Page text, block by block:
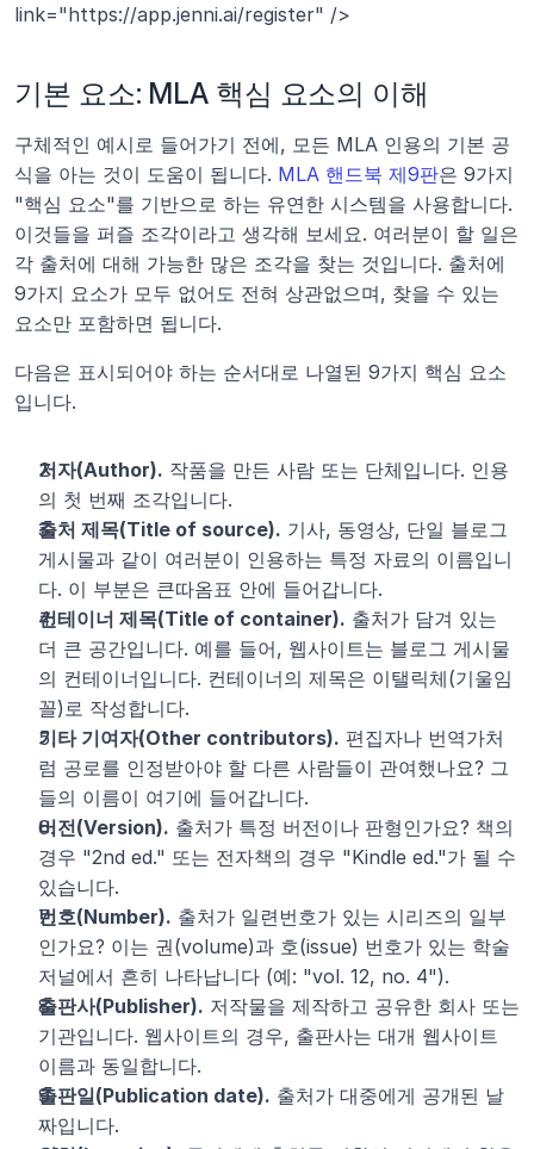
link="https://app.jenni.ai/register" />
기본 요소: MLA 핵심 요소의 이해
구체적인 예시로 들어가기 전에, 모든 MLA 인용의 기본 공
식을 아는 것이 도움이 됩니다. MLA 핸드북 제9판은 9가지
"핵심 요소"를 기반으로 하는 유연한 시스템을 사용합니다.
이것들을 퍼즐 조각이라고 생각해 보세요. 여러분이 할 일은
각 출처에 대해 가능한 많은 조각을 찾는 것입니다. 출처에
9가지 요소가 모두 없어도 전혀 상관없으며, 찾을 수 있는
요소만 포함하면 됩니다.
다음은 표시되어야 하는 순서대로 나열된 9가지 핵심 요소
입니다.
저자(Author). 작품을 만든 사람 또는 단체입니다. 인용
의 첫 번째 조각입니다.
출처 제목(Title of source). 기사, 동영상, 단일 블로그
게시물과 같이 여러분이 인용하는 특정 자료의 이름입니
다. 이 부분은 큰따옴표 안에 들어갑니다.
컨테이너 제목(Title of container). 출처가 담겨 있는
더 큰 공간입니다. 예를 들어, 웹사이트는 블로그 게시물
의 컨테이너입니다. 컨테이너의 제목은 이탤릭체(기울임
꼴)로 작성합니다.
기타 기여자(Other contributors). 편집자나 번역가처
럼 공로를 인정받아야 할 다른 사람들이 관여했나요? 그
들의 이름이 여기에 들어갑니다.
버전(Version). 출처가 특정 버전이나 판형인가요? 책의
경우 "2nd ed." 또는 전자책의 경우 "Kindle ed."가 될 수
있습니다.
번호(Number). 출처가 일련번호가 있는 시리즈의 일부
인가요? 이는 권(volume)과 호(issue) 번호가 있는 학술
저널에서 흔히 나타납니다 (예: "vol. 12, no. 4").
출판사(Publisher). 저작물을 제작하고 공유한 회사 또는
기관입니다. 웹사이트의 경우, 출판사는 대개 웹사이트
이름과 동일합니다.
출판일(Publication date). 출처가 대중에게 공개된 날
짜입니다.